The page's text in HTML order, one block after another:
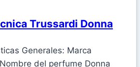
Trussardi Donna
Generales: Marca
del perfume Donna